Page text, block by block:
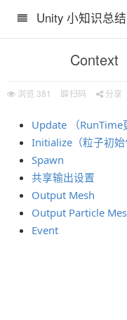
Unity 小知识总结
Context
浏览 381 扫码 分享
Update （RunTime
Initialize（粒子初始
Spawn
共享输出设置
Output Mesh
Output Particle
Event